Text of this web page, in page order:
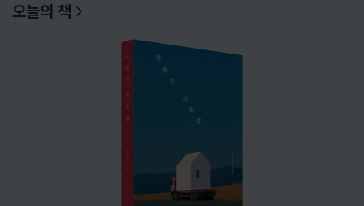
오늘의 책